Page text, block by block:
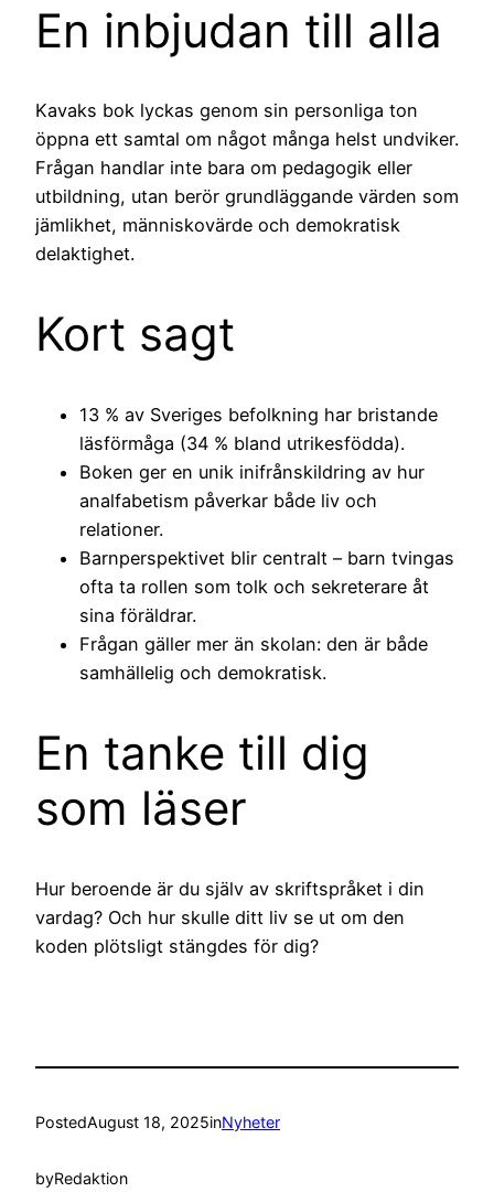
En inbjudan till alla
Kavaks bok lyckas genom sin personliga ton
öppna ett samtal om något många helst undviker.
Frågan handlar inte bara om pedagogik eller
utbildning, utan berör grundläggande värden som
jämlikhet, människovärde och demokratisk
delaktighet.
Kort sagt
13 % av Sveriges befolkning har bristande
läsförmåga (34 % bland utrikesfödda).
Boken ger en unik inifrånskildring av hur
analfabetism påverkar både liv och
relationer.
Barnperspektivet blir centralt – barn tvingas
ofta ta rollen som tolk och sekreterare åt
sina föräldrar.
Frågan gäller mer än skolan: den är både
samhällelig och demokratisk.
En tanke till dig
som läser
Hur beroende är du själv av skriftspråket i din
vardag? Och hur skulle ditt liv se ut om den
koden plötsligt stängdes för dig?
PostedAugust 18, 2025inNyheter
byRedaktion